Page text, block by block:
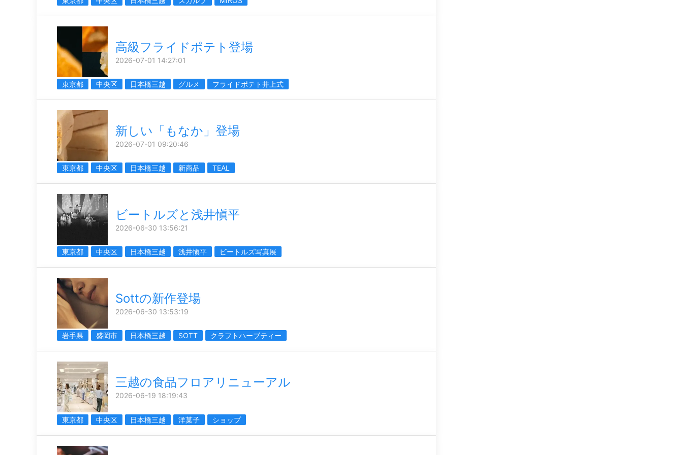
高級フライドポテト登場
2026-07-01 14:27:01
東京都 中央区 日本橋三越 グルメ フライドポテト井上式
新しい「もなか」登場
2026-07-01 09:20:46
東京都 中央区 日本橋三越 新商品 TEAL
ビートルズと浅井愼平
2026-06-30 13:56:21
東京都 中央区 日本橋三越 浅井愼平 ビートルズ写真展
Sottの新作登場
2026-06-30 13:53:19
岩手県 盛岡市 日本橋三越 SOTT クラフトハーブティー
三越の食品フロアリニューアル
2026-06-19 18:19:43
東京都 中央区 日本橋三越 洋菓子 ショップ